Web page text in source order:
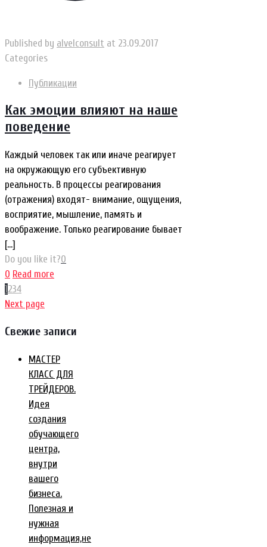
Published by alvelconsult at 23.09.2017
Categories
Публикации
Как эмоции влияют на наше
поведение
Каждый человек так или иначе реагирует
на окружающую его субъективную
реальность. В процессы реагирования
(отражения) входят- внимание, ощущения,
восприятие, мышление, память и
воображение. Только реагирование бывает
[…]
Do you like it?0
0 Read more
1 234
Next page
Свежие записи
МАСТЕР
КЛАСС ДЛЯ
ТРЕЙДЕРОВ.
Идея
создания
обучающего
центра,
внутри
вашего
бизнеса.
Полезная и
нужная
информация,не